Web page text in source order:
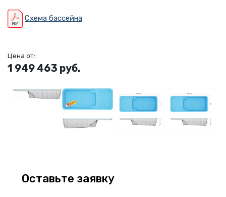
Схема бассейна
Цена от:
1 949 463 руб.
Оставьте заявку